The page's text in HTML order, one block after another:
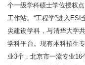
个一级学科硕士学位授权
工作站。“工程学”进入
尖建设学科，与清华大学
学科平台。现有本科招生
业3个，北京市一流专业